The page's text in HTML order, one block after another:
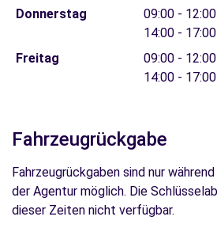
Donnerstag
09:00 - 12:00
14:00 - 17:00
Freitag
09:00 - 12:00
14:00 - 17:00
Fahrzeugrückgabe
Fahrzeugrückgaben sind nur
der Agentur möglich. Die
dieser Zeiten nicht verfügbar.